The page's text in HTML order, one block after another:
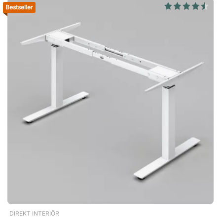
in een unieke kleur gevonden. Met ons onderstel kun je
eenvoudig je eigen in hoogte verstelbare bureau bouwen. Het
onderstel is geschikt voor tafelbladen met een breedte van
70–80 cm en een lengte van 120–200 cm. Snel en eenvoudig
te monteren Met de meegeleverde montagehandleiding
monteer je het onderstel in slechts 10–15 minuten, zonder
enige voorkennis. Bij vragen staan we natuurlijk klaar om te
helpen. Let op! Tafelblad niet inbegrepen. Specificatie
Onderstel Verstelbaar met zwengel Poedercoating met
duurzame afwerkingStandard is een handig in hoogte
verstelbaar onderstel met handzwengel. Combineer met een
tafelblad naar uw keuze voor een betaalbaar en ergonomisch
en duurzame constructie. Eenvoudig in hoogte verstelbaar
Bestseller
DIREKT INTERIÖR